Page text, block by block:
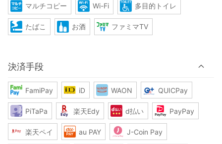
マルチコピー Wi-Fi 多目的トイレ
たばこ お酒 ファミマTV
決済手段
FamiPay iD WAON QUICPay
PiTaPa 楽天Edy d払い PayPay
楽天ペイ au PAY J-Coin Pay